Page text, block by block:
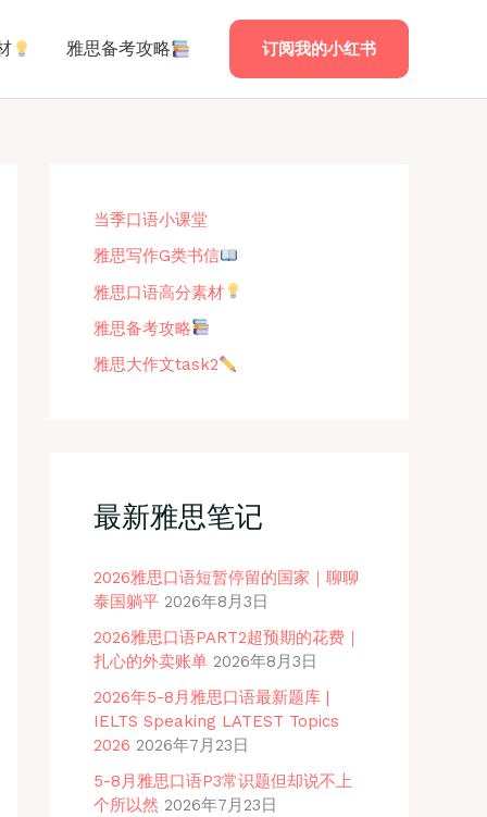
雅思备考攻略 订阅我的小红书
当季口语小课堂
雅思写作G类书信
雅思口语高分素材
雅思备考攻略
雅思大作文task2
最新雅思笔记
2026雅思口语短暂停留的国家｜聊聊
泰国躺平 2026年8月3日
2026雅思口语PART2超预期的花费｜
扎心的外卖账单 2026年8月3日
2026年5-8月雅思口语最新题库 |
IELTS Speaking LATEST Topics
2026 2026年7月23日
5-8月雅思口语P3常识题但却说不上
个所以然 2026年7月23日